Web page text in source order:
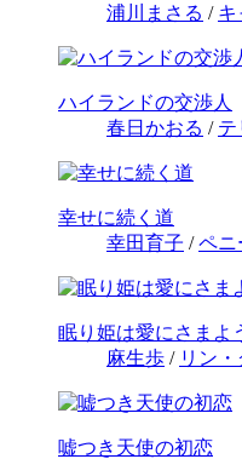
浦川まさる / キ
ハイランドの交渉人
春日かおる / テ
幸せに続く道
幸田育子 /ペニ
眠り姫は愛にさまよ
麻生歩 / リン
嘘つき天使の初恋